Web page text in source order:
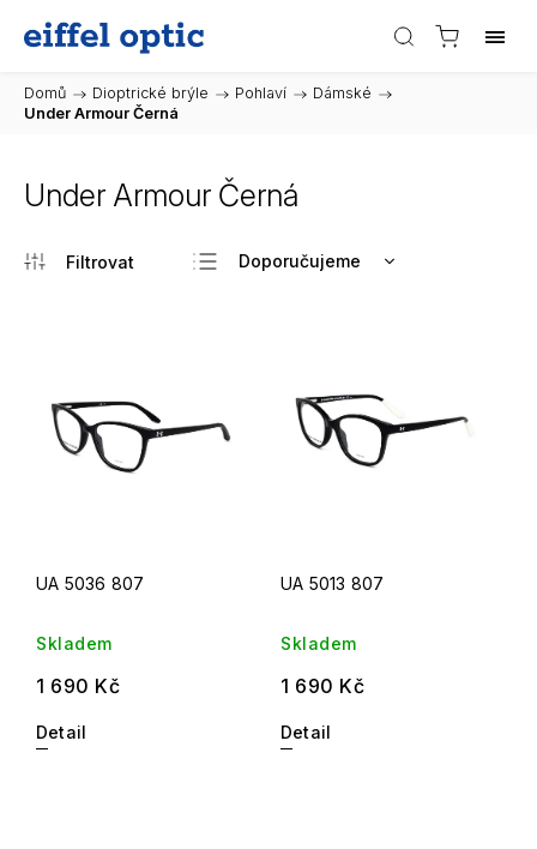
Domů / Dioptrické brýle / Pohlaví / Dámské /
Under Armour Černá
Under Armour Černá
Doporučujeme
Abecedně
UA 5036 807
Skladem
1 690 Kč
Detail
UA 5013 807
Skladem
1 690 Kč
Detail